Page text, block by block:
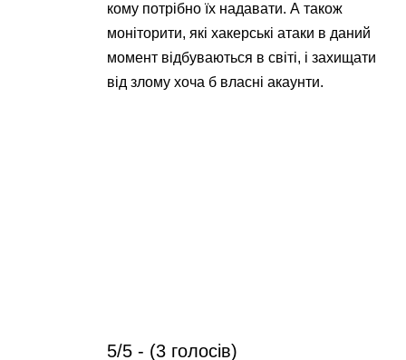
кому потрібно їх надавати. А також
моніторити, які хакерські атаки в даний
момент відбуваються в світі, і захищати
від злому хоча б власні акаунти.
5/5 - (3 голосів)